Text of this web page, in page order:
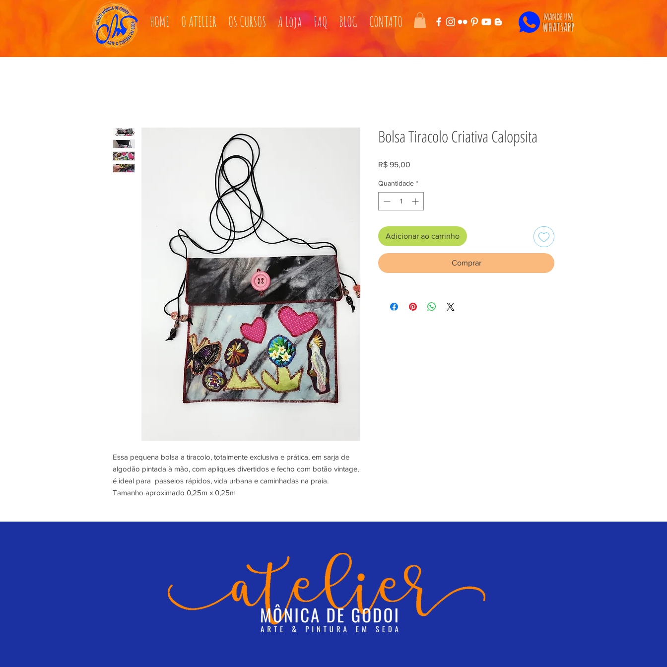
HOME O ATELIER OS CURSOS A Loja FAQ BLOG CONTATO mande um
whatsapp
Essa pequena bolsa a tiracolo, totalmente exclusiva e prática, em sarja de
algodão pintada à mão, com apliques divertidos e fecho com botão vintage,
é ideal para passeios rápidos, vida urbana e caminhadas na praia.
Tamanho aproximado 0,25m x 0,25m
Bolsa Tiracolo Criativa Calopsita
R$ 95,00
Quantidade *
Adicionar ao carrinho
Comprar